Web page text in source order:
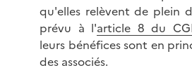
qu'elles relèvent de plein
prévu à l'article 8 du
leurs bénéfices sont en
des associés.